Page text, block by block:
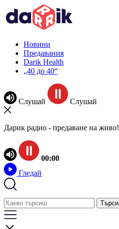
Новини
Предавания
Darik Health
„40 до 40“
Слушай Слушай
Дарик радио - предаване на живо!
00:00
Гледай